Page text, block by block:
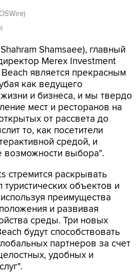
Shamsaee), главный
Merex Investment
Beach является прекрасным
как ведущего
и бизнеса, и мы твердо
мест и ресторанов на
от рассвета до
то, как посетители
средой, и
возможности выбора".
стремится раскрывать
туристических объектов и
преимущества
и развивая
среды. Три новых
будут способствовать
партнеров за счет
удобных и